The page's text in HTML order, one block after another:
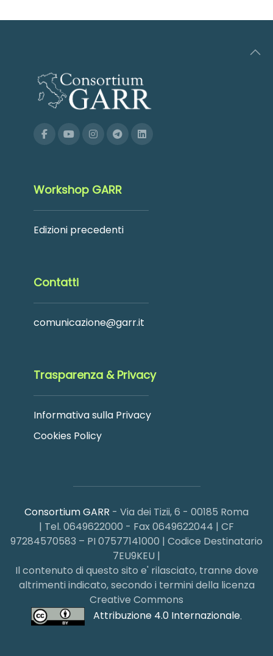
Workshop GARR
Edizioni precedenti
Contatti
comunicazione@garr.it
Trasparenza & Privacy
Informativa sulla Privacy
Cookies Policy
Consortium GARR - Via dei Tizii, 6 - 00185 Roma
| Tel. 0649622000 - Fax 0649622044 | CF
97284570583 – PI 07577141000 | Codice Destinatario
7EU9KEU |
Il contenuto di questo sito e' rilasciato, tranne dove
altrimenti indicato, secondo i termini della licenza
Creative Commons
Attribuzione 4.0 Internazionale.